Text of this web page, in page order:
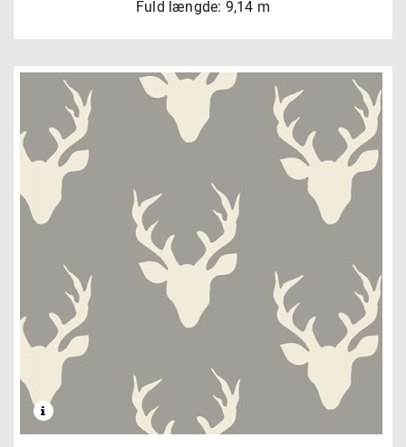
Fuld længde: 9,14 m